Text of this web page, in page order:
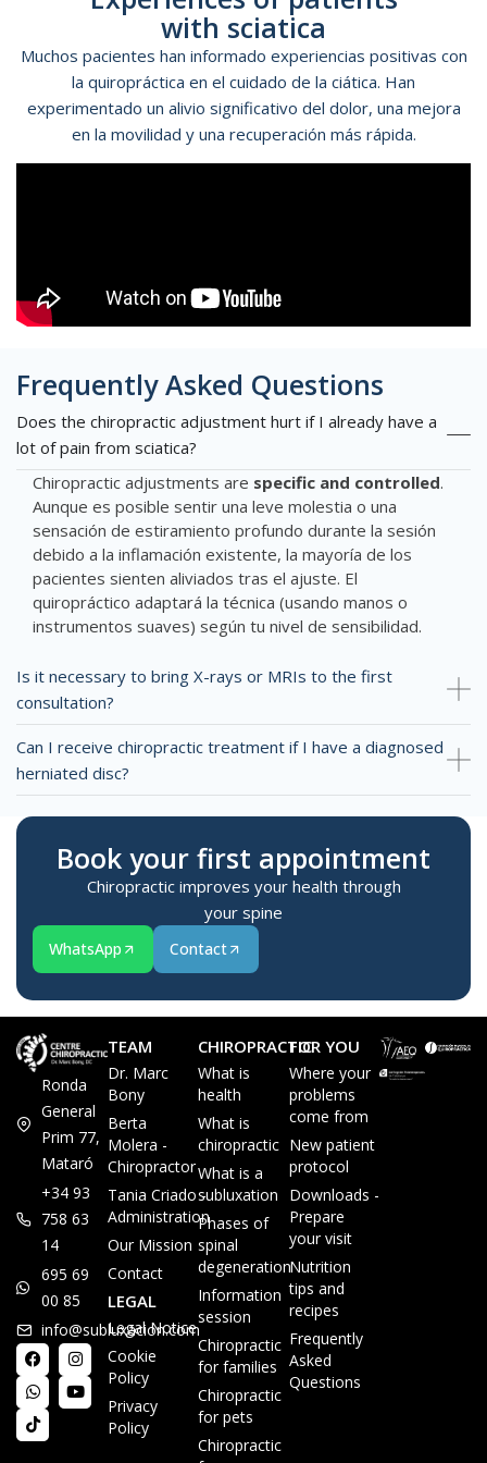
with sciatica
Muchos pacientes han informado experiencias positivas con
la quiropráctica en el cuidado de la ciática. Han
experimentado un alivio significativo del dolor, una mejora
en la movilidad y una recuperación más rápida.
Frequently Asked Questions
Does the chiropractic adjustment hurt if I already have a
lot of pain from sciatica?
Chiropractic adjustments are specific and controlled.
Aunque es posible sentir una leve molestia o una
sensación de estiramiento profundo durante la sesión
debido a la inflamación existente, la mayoría de los
pacientes sienten aliviados tras el ajuste. El
quiropráctico adaptará la técnica (usando manos o
instrumentos suaves) según tu nivel de sensibilidad.
Is it necessary to bring X-rays or MRIs to the first
consultation?
Can I receive chiropractic treatment if I have a diagnosed
herniated disc?
Book your first appointment
Chiropractic improves your health through
your spine
WhatsApp Contact
Ronda
General
Prim 77,
Mataró
+34 93
758 63
14
695 69
00 85
info@subluxacion.com
TEAM
Dr. Marc
Bony
Berta
Molera -
Chiropractor
Tania Criado -
Administration
Our Mission
Contact
LEGAL
Legal Notice
Cookie
Policy
Privacy
Policy
CHIROPRACTIC
What is
health
What is
chiropractic
What is a
subluxation
Phases of
spinal
degeneration
Information
session
Chiropractic
for families
Chiropractic
for pets
Chiropractic
FOR YOU
Where your
problems
come from
New patient
protocol
Downloads -
Prepare
your visit
Nutrition
tips and
recipes
Frequently
Asked
Questions